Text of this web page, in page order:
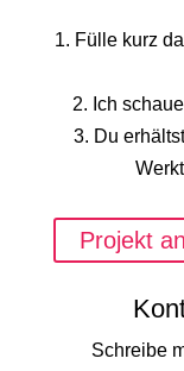
1. Fülle kurz
2. Ich
3. Du
Projekt
Schreibe